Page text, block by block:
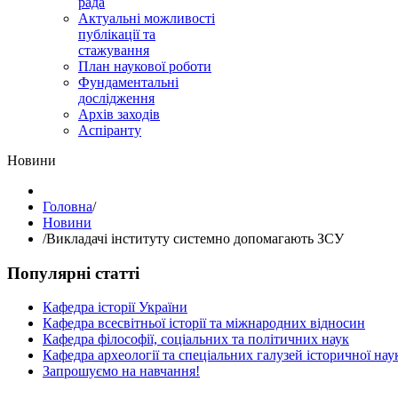
Актуальні можливості
публікації та
стажування
План наукової роботи
Фундаментальні
дослідження
Архів заходів
Аспіранту
Hовини
Головна/
Hовини
/Викладачі інституту системно допомагають ЗСУ
Популярні статті
Кафедра історії України
Кафедра всесвітньої історії та міжнародних відносин
Кафедра філософії, соціальних та політичних наук
Кафедра археології та спеціальних галузей історичної
Запрошуємо на навчання!